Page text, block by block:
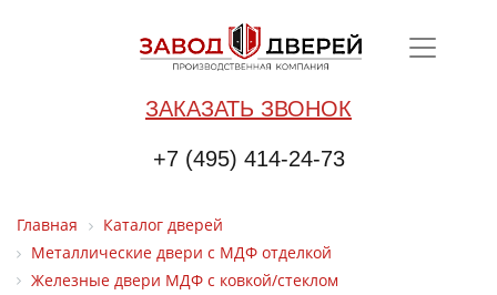
ЗАКАЗАТЬ ЗВОНОК
+7 (495) 414-24-73
Главная
Каталог дверей
Металлические двери с МДФ отделкой
Железные двери МДФ с ковкой/стеклом